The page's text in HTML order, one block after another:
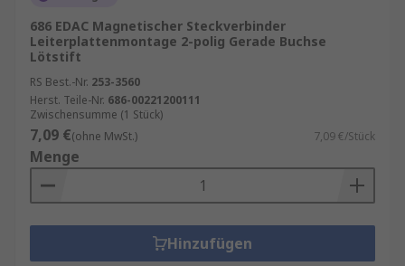
686 EDAC Magnetischer Steckverbinder
Leiterplattenmontage 2-polig Gerade Buchse
Lötstift
RS Best.-Nr. 253-3560
Herst. Teile-Nr. 686-00221200111
Zwischensumme (1 Stück)
7,09 €(ohne MwSt.) 7,09 €/Stück
Menge
Hinzufügen